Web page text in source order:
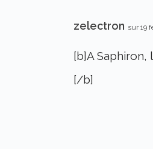
zelectron sur 19
[b]A Saphiron,
[/b]